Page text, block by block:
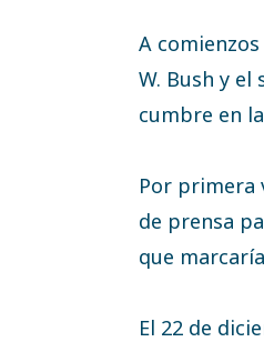
A
W. Bush y
cumbre en
Por primera
de prensa
que
El 22 de